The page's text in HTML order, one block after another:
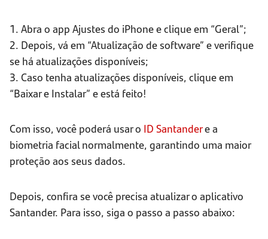
1. Abra o app Ajustes do iPhone e clique em “Geral”;
2. Depois, vá em “Atualização de software” e verifique
se há atualizações disponíveis;
3. Caso tenha atualizações disponíveis, clique em
“Baixar e Instalar” e está feito!
Com isso, você poderá usar o ID Santandere a
biometria facial normalmente, garantindo uma maior
proteção aos seus dados.
Depois, confira se você precisa atualizar o aplicativo
Santander. Para isso, siga o passo a passo abaixo: